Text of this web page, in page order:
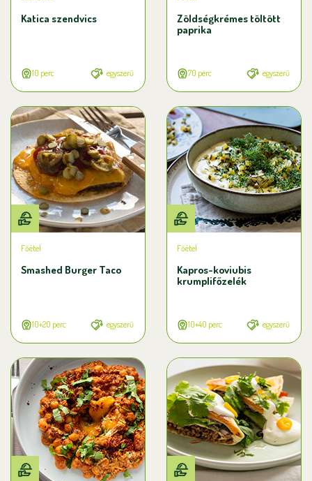
Katica szendvics
10 perc egyszerű
Zöldségkrémes töltött
paprika
70 perc egyszerű
Főétel
Smashed Burger Taco
10+20 perc egyszerű
Főétel
Kapros-koviubis
krumplifőzelék
10+40 perc egyszerű